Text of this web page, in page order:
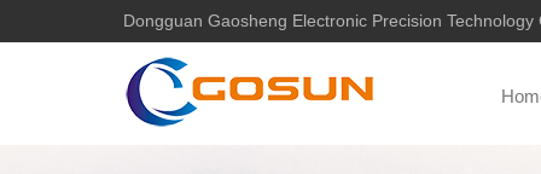
Dongguan Gaosheng Electronic Precision Technology